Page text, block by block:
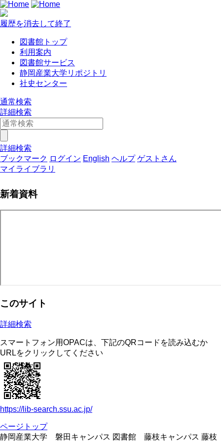
履歴を消去して終了
図書館トップ
利用案内
図書館サービス
静岡産業大学リポジトリ
社史センター
通常検索
詳細検索
詳細検索
ブックマーク ログイン English ヘルプ ゲストさん
マイライブラリ
新着資料
このサイト
詳細検索
スマートフォン用OPACは、下記のQRコードを読み込むか
URLをクリックしてください
https://lib-search.ssu.ac.jp/
ページトップ
静岡産業大学 磐田キャンパス 図書館 藤枝キャンパス 藤枝